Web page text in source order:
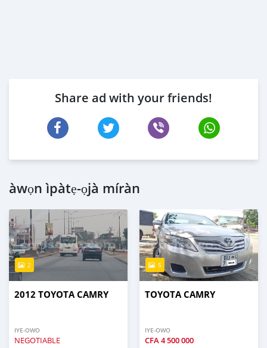
Share ad with your friends!
àwọn ìpàtẹ-ọjà míràn
2
2012 TOYOTA CAMRY
IYE-OWO
NEGOTIABLE
5
TOYOTA CAMRY
IYE-OWO
CFA4 500 000